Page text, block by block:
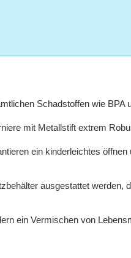
Schadstoffen wie BPA
mit Metallstift extrem
ein kinderleichtes
ausgestattet werden,
ein Vermischen von